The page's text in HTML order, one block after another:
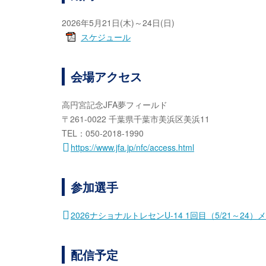
2026年5月21日(木)～24日(日)
スケジュール
会場アクセス
高円宮記念JFA夢フィールド
〒261-0022 千葉県千葉市美浜区美浜11
TEL：050-2018-1990
https://www.jfa.jp/nfc/access.html
参加選手
2026ナショナルトレセンU-14 1回目（5/21～24）
配信予定